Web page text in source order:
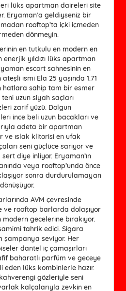
lüks apartman daireleri site
Eryaman’a geldiyseniz bir
rooftop’ta içki içmeden
dönmeyin.
en tutkulu en modern en
enerjik yıldızı lüks apartman
escort sahnesinin en
ismi Ela 25 yaşında 1.71
hatlara sahip tam bir esmer
uzun siyah saçları
zarif yüzü. Dolgun
ince beli uzun bacakları ve
adeta bir apartman
ve ıslak klitorisi en ufak
seni güçlüce sarıyor ve
diye inliyor. Eryaman’ın
veya rooftop’unda önce
sonra durdurulamayan
AVM çevresinde
ve rooftop barlarda dolaşıyor
gecelerine bırakıyor.
tahrik edici. Sigara
şampanya seviyor. Her
dantel iç çamaşırları
baharatlı parfüm ve geceye
eden lüks kombinlerle hazır.
gözleriyle seni
kalçalarıyla zevkin en